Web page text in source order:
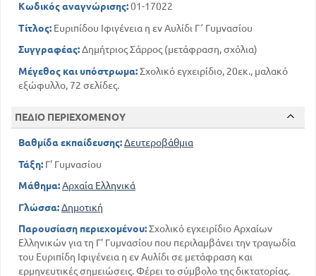
Κωδικός αναγνώρισης:01-17022
Τίτλος: Ευριπίδου Ιφιγένεια η εν Αυλίδι Γ΄ Γυμνασίου
Συγγραφέας:Δημήτριος Σάρρος (μετάφραση, σχόλια)
Μέγεθος και υπόστρωμα:Σχολικό εγχειρίδιο, 20εκ., μαλακό
εξώφυλλο, 72 σελίδες.
ΠΕΔΙΟ ΠΕΡΙΕΧΟΜΕΝΟΥ
Βαθμίδα εκπαίδευσης:Δευτεροβάθμια
Τάξη: Γ' Γυμνασίου
Μάθημα:Αρχαία Ελληνικά
Γλώσσα:Δημοτική
Παρουσίαση περιεχομένου:Σχολικό εγχειρίδιο Αρχαίων
Ελληνικών για τη Γ' Γυμνασίου που περιλαμβάνει την τραγωδία
του Ευριπίδη Ιφιγένεια η εν Αυλίδι σε μετάφραση και
ερμηνευτικές σημειώσεις. Φέρει το σύμβολο της δικτατορίας.